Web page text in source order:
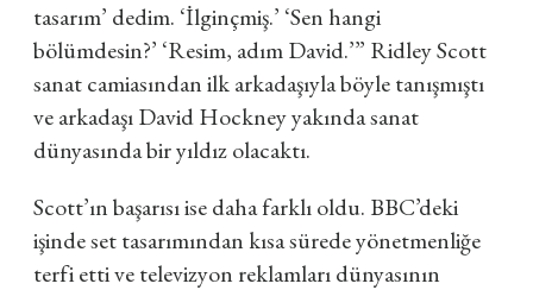
tasarım’ dedim. ‘İlginçmiş.’ ‘Sen hangi
bölümdesin?’ ‘Resim, adım David.’” Ridley Scott
sanat camiasından ilk arkadaşıyla böyle tanışmıştı
ve arkadaşı David Hockney yakında sanat
dünyasında bir yıldız olacaktı.
Scott’ın başarısı ise daha farklı oldu. BBC’deki
işinde set tasarımından kısa sürede yönetmenliğe
terfi etti ve televizyon reklamları dünyasının